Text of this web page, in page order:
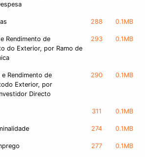
288 0.1MB
Rendimento de
do Exterior, por Ramo de
293 0.1MB
Rendimento de
Exterior, por
Directo
290 0.1MB
311 0.1MB
274 0.1MB
277 0.1MB